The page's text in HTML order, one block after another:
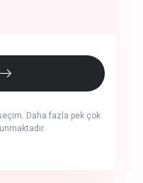
Daha fazla pek çok